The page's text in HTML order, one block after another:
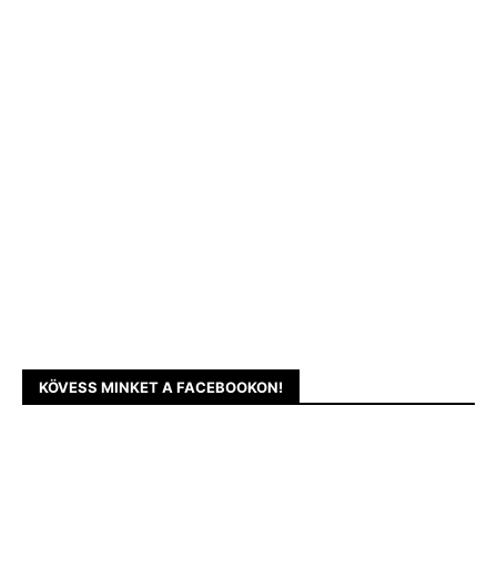
KÖVESS MINKET A FACEBOOKON!